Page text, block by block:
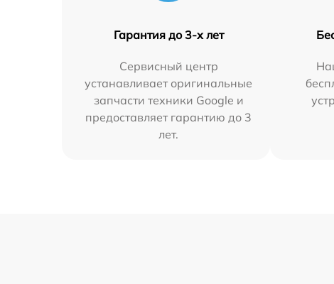
Гарантия до 3-х лет
Сервисный центр
устанавливает оригинальные
запчасти техники Google и
предоставляет гарантию до 3
лет.